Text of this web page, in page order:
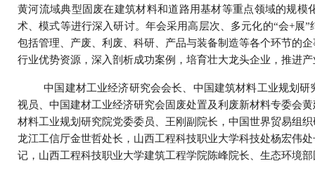
黄河流域典型固废在建筑材料和道路用基材等重点领域的规
术、模式等进行深入研讨。年会采用高层次、多元化的“会+展”
包括管理、产废、利废、科研、产品与装备制造等各个环节的
行业优势资源，深入剖析成功案例，培育壮大龙头企业，推进
中国建材工业经济研究会会长、中国建筑材料工业规划
视员、中国建材工业经济研究会固废处置及利废新材料专委会
材料工业规划研究院党委委员、王刚副院长，中国世界贸易组
龙江工信厅金世哲处长，山西工程科技职业大学科技处杨宏伟
记，山西工程科技职业大学建筑工程学院陈峰院长、生态环境